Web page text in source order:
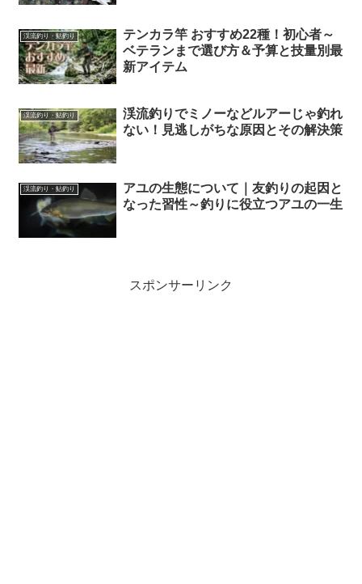
渓流釣り・鮎釣り
テンカラ竿 おすすめ22種！初心者～
ベテランまで選び方＆予算と技量別最
新アイテム
渓流釣り・鮎釣り
渓流釣りでミノーなどルアーじゃ釣れ
ない！見逃しがちな原因とその解決策
渓流釣り・鮎釣り
アユの生態について｜友釣りの起因と
なった習性～釣りに役立つアユの一生
スポンサーリンク